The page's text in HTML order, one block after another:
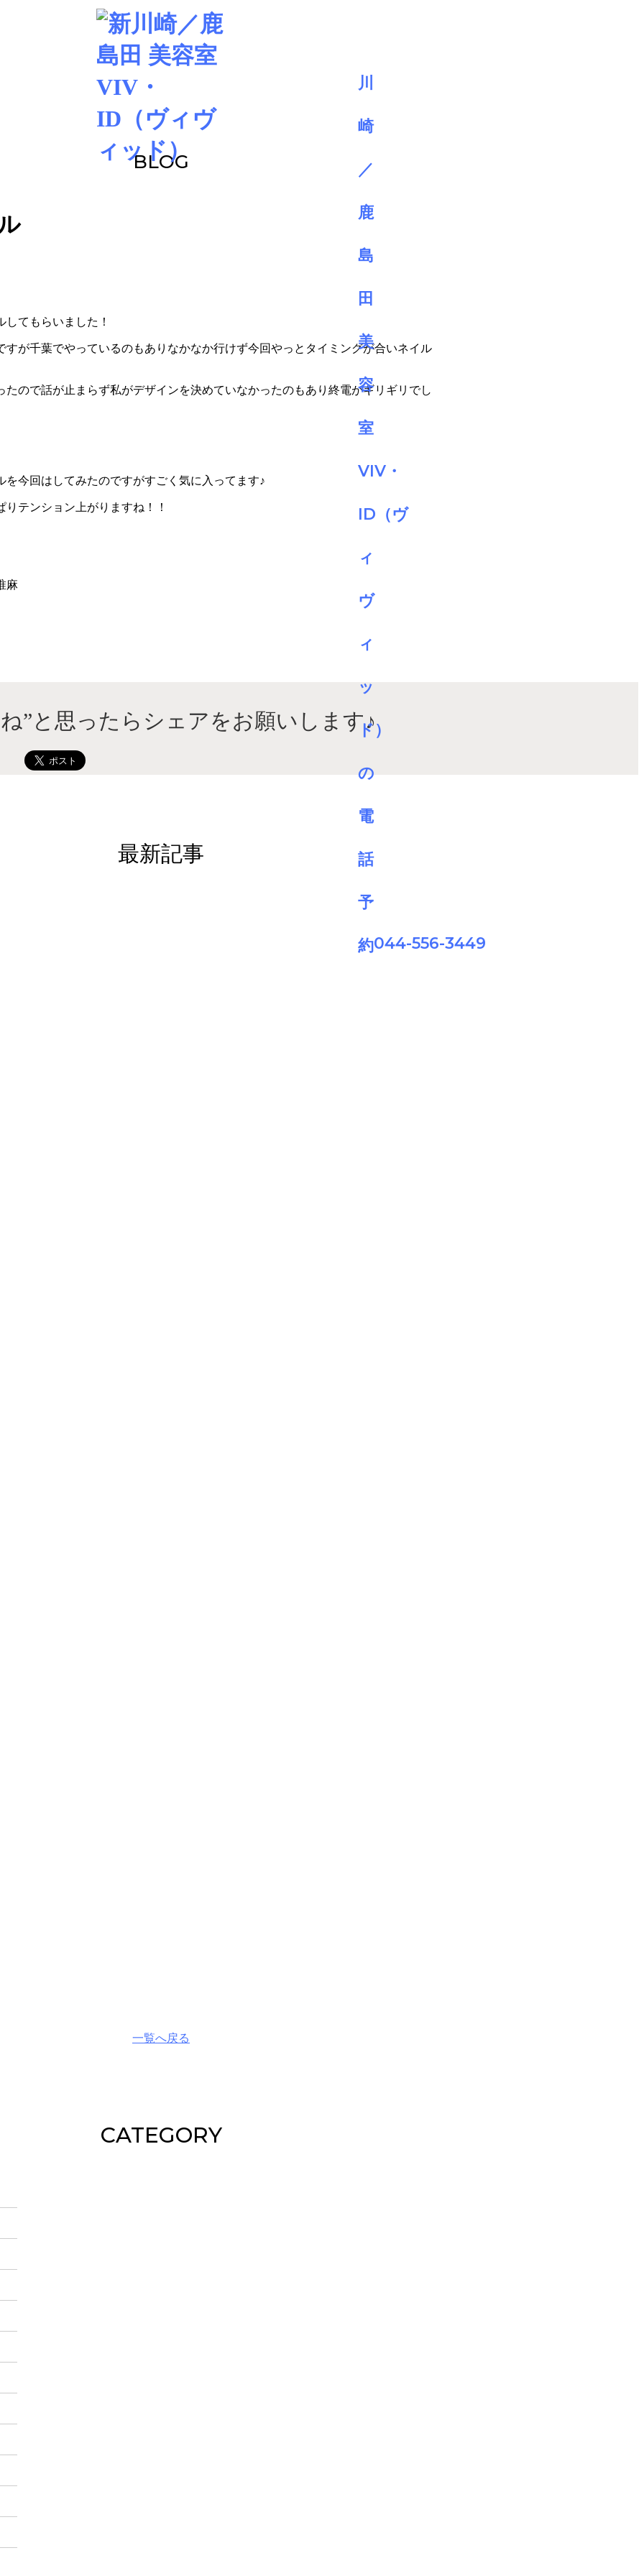
044-556-3449
BLOG
てもらいました！
すが千葉でやっているのもありなかなか行けず今回やっとタイミングが合いネイル
たので話が止まらず私がデザインを決めていなかったのもあり終電がギリギリでし
を今回はしてみたのですがすごく気に入ってます♪
テンション上がりますね！！
麻
”と思ったらシェアをお願いします♪
最新記事
一覧へ戻る
CATEGORY